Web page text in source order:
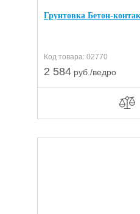
Грунтовка Бетон-
Код товара: 02770
2 584 руб./ведро